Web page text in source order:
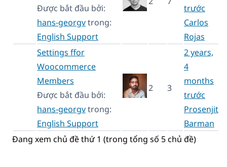
Được bắt đầu bởi:
hans-georgvtrong:
English Support
trước
Carlos
Rojas
Settings ffor
Woocommerce
Members
Được bắt đầu bởi:
hans-georgvtrong:
English Support
2 3
2 years,
4
months
trước
Prosenjit
Barman
Đang xem chủ đề thứ 1 (trong tổng số 5 chủ đề)